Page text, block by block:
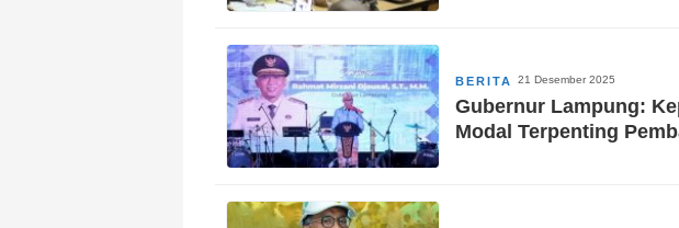
BERITA 21 Desember 2025
Gubernur Lampung:
Modal Terpenting